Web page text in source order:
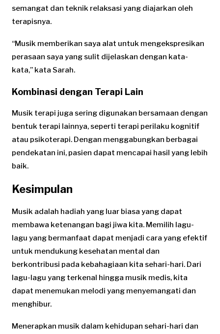
semangat dan teknik relaksasi yang diajarkan oleh
terapisnya.
“Musik memberikan saya alat untuk mengekspresikan
perasaan saya yang sulit dijelaskan dengan kata-
kata,” kata Sarah.
Kombinasi dengan Terapi Lain
Musik terapi juga sering digunakan bersamaan dengan
bentuk terapi lainnya, seperti terapi perilaku kognitif
atau psikoterapi. Dengan menggabungkan berbagai
pendekatan ini, pasien dapat mencapai hasil yang lebih
baik.
Kesimpulan
Musik adalah hadiah yang luar biasa yang dapat
membawa ketenangan bagi jiwa kita. Memilih lagu-
lagu yang bermanfaat dapat menjadi cara yang efektif
untuk mendukung kesehatan mental dan
berkontribusi pada kebahagiaan kita sehari-hari. Dari
lagu-lagu yang terkenal hingga musik medis, kita
dapat menemukan melodi yang menyemangati dan
menghibur.
Menerapkan musik dalam kehidupan sehari-hari dan